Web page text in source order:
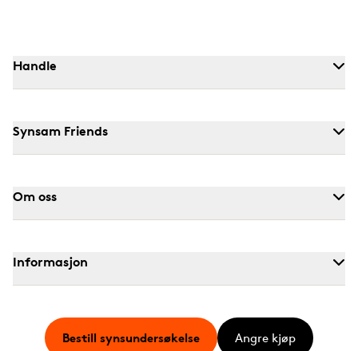
Handle
Synsam Friends
Om oss
Informasjon
Bestill synsundersøkelse Angre kjøp